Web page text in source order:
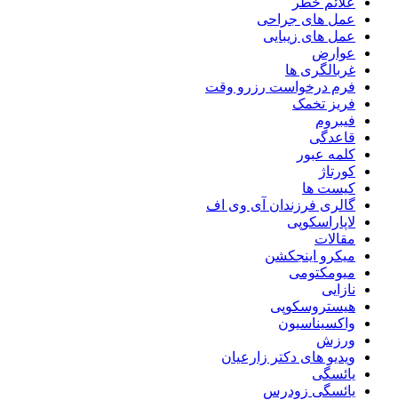
عمل های جراحی
عمل های زیبایی
عوارض
غربالگری ها
فرم درخواست رزرو وقت
فریز تخمک
فیبروم
قاعدگی
کلمه عبور
کورتاژ
کیست ها
گالری فرزندان آی وی اف
لاپاراسکوپی
مقالات
میکرو اینجکشن
میومکتومی
نازایی
هیستروسکوپی
واکسیناسیون
ورزش
ویدیو های دکتر زارعیان
یائسگی
یائسگی زودرس